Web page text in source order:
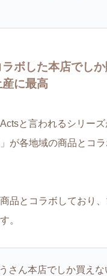
ボした本店でし
に最高
と言われるシリー
が各地域の商品とコラ
品とコラボしており
。
さん本店でしか買えな